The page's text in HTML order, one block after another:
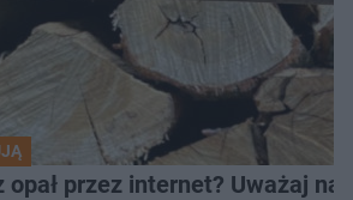
opał przez internet? Uważaj na